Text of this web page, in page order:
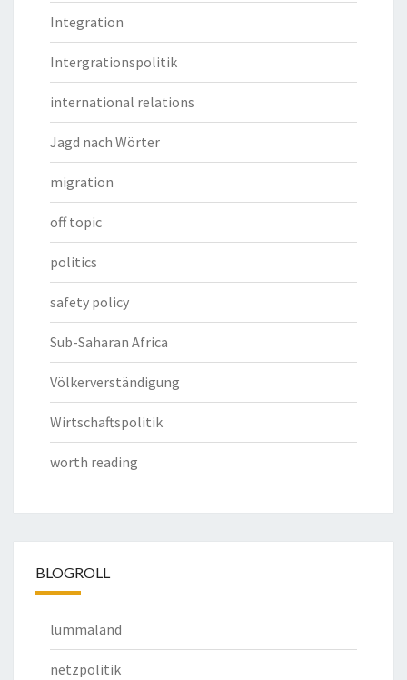
Integration
Intergrationspolitik
international relations
Jagd nach Wörter
migration
off topic
politics
safety policy
Sub-Saharan Africa
Völkerverständigung
Wirtschaftspolitik
worth reading
BLOGROLL
lummaland
netzpolitik